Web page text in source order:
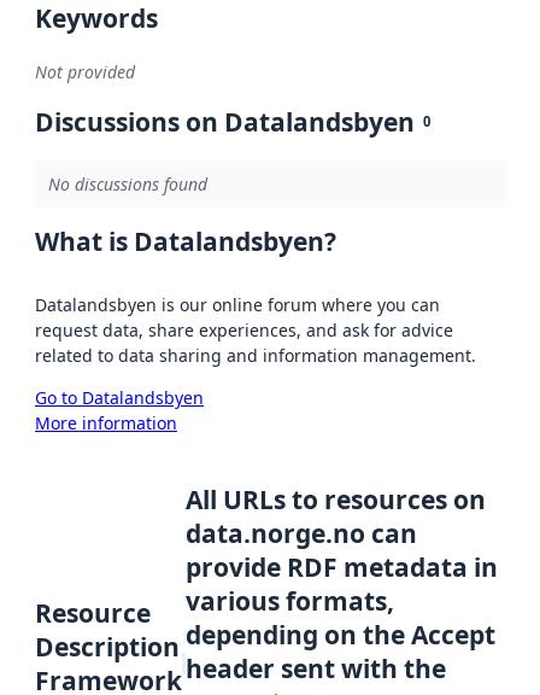
Keywords
Not provided
Discussions on Datalandsbyen 0
No discussions found
What is Datalandsbyen?
Datalandsbyen is our online forum where you can
request data, share experiences, and ask for advice
related to data sharing and information management.
Go to Datalandsbyen
More information
Resource
Description
Framework
All URLs to resources on
data.norge.no can
provide RDF metadata in
various formats,
depending on the Accept
header sent with the